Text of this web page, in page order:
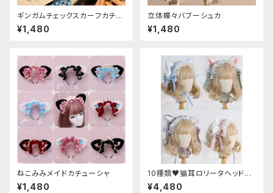
ギンガムチェックスカーフカチュ
ーシャ
¥1,480
立体蝶々バブーシュカ
¥1,480
ねこみみメイドカチューシャ
¥1,480
10種類♥猫耳ロリータヘッドド
レス
¥4,480